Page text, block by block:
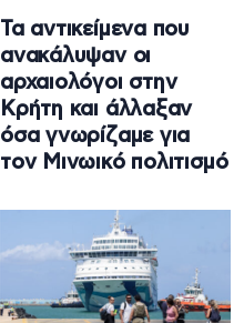
Τα αντικείμενα που
ανακάλυψαν οι
αρχαιολόγοι στην
Κρήτη και άλλαξαν
όσα γνωρίζαμε για
τον Μινωικό πολιτισμό